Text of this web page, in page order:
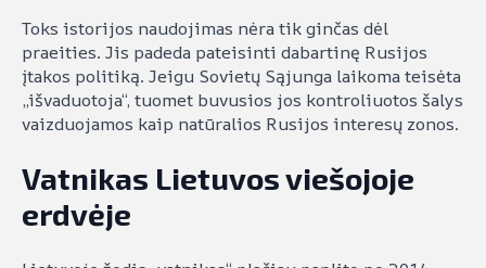
Toks istorijos naudojimas nėra tik ginčas dėl
praeities. Jis padeda pateisinti dabartinę Rusijos
įtakos politiką. Jeigu Sovietų Sąjunga laikoma teisėta
„išvaduotoja“, tuomet buvusios jos kontroliuotos šalys
vaizduojamos kaip natūralios Rusijos interesų zonos.
Vatnikas Lietuvos viešojoje
erdvėje